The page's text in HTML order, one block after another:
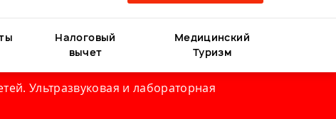
Налоговый
вычет
Медицинский
Туризм
Ультразвуковая и лабораторная